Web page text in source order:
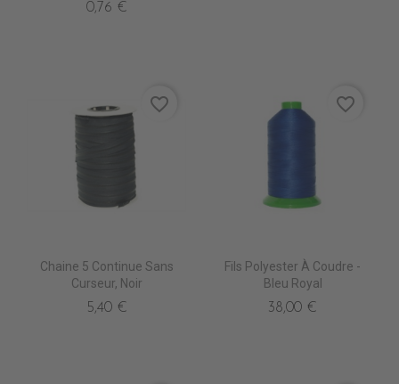
0,76 €
Chaine 5 Continue Sans
Curseur, Noir
5,40 €
favorite_border
Fils Polyester À Coudre -
Bleu Royal
38,00 €
favorite_border